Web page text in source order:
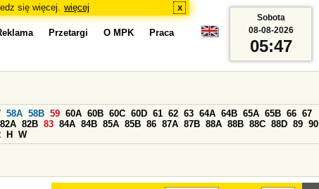
się więcej. więcej x
Przetargi O MPK Praca
58A 58B 59 60A 60B 60C 60D 61 62 63 64A 64B 65A 65B 66 67
82A 82B 83 84A 84B 85A 85B 86 87A 87B 88A 88B 88C 88D 89 90
H W
Sobota
08-08-2026
05:47